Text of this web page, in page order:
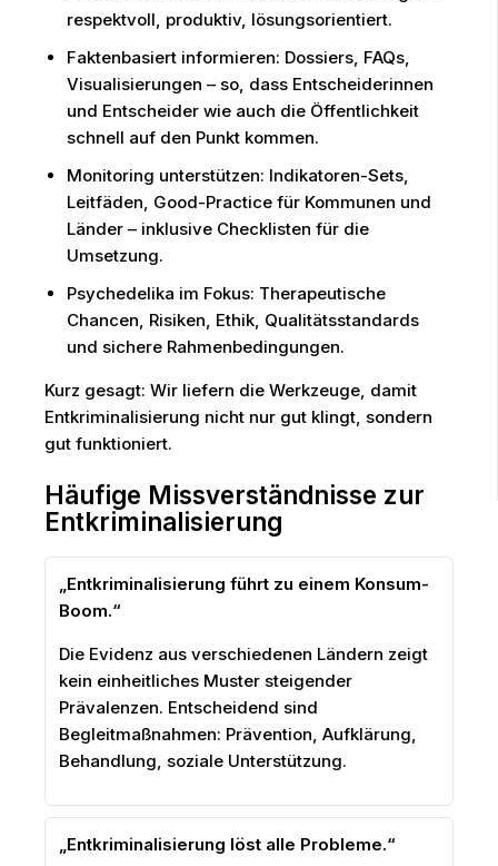
respektvoll, produktiv, lösungsorientiert.
Faktenbasiert informieren: Dossiers, FAQs,
Visualisierungen – so, dass Entscheiderinnen
und Entscheider wie auch die Öffentlichkeit
schnell auf den Punkt kommen.
Monitoring unterstützen: Indikatoren-Sets,
Leitfäden, Good-Practice für Kommunen und
Länder – inklusive Checklisten für die
Umsetzung.
Psychedelika im Fokus: Therapeutische
Chancen, Risiken, Ethik, Qualitätsstandards
und sichere Rahmenbedingungen.
Kurz gesagt: Wir liefern die Werkzeuge, damit
Entkriminalisierung nicht nur gut klingt, sondern
gut funktioniert.
Häufige Missverständnisse zur
Entkriminalisierung
„Entkriminalisierung führt zu einem Konsum-
Boom.“
Die Evidenz aus verschiedenen Ländern zeigt
kein einheitliches Muster steigender
Prävalenzen. Entscheidend sind
Begleitmaßnahmen: Prävention, Aufklärung,
Behandlung, soziale Unterstützung.
„Entkriminalisierung löst alle Probleme.“